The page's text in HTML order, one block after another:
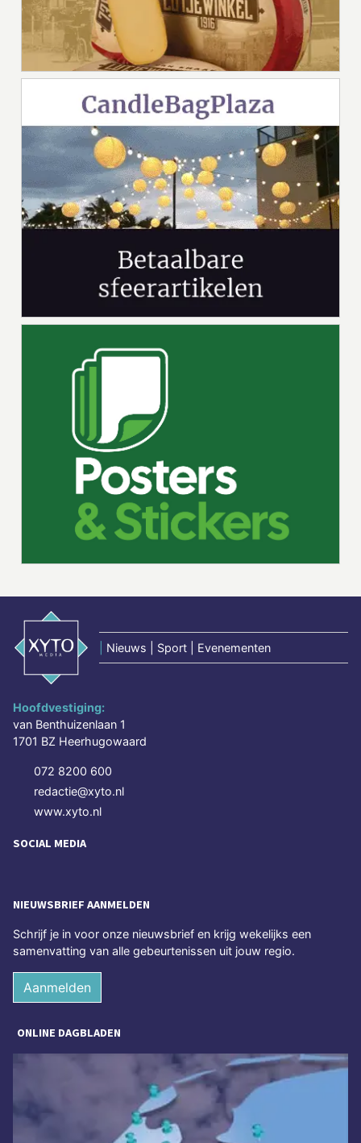
Nieuws | Sport | Evenementen
Hoofdvestiging:
van Benthuizenlaan 1
1701 BZ Heerhugowaard
072 8200 600
redactie@xyto.nl
www.xyto.nl
SOCIAL MEDIA
NIEUWSBRIEF AANMELDEN
Schrijf je in voor onze nieuwsbrief en krijg wekelijks een
samenvatting van alle gebeurtenissen uit jouw regio.
Aanmelden
ONLINE DAGBLADEN